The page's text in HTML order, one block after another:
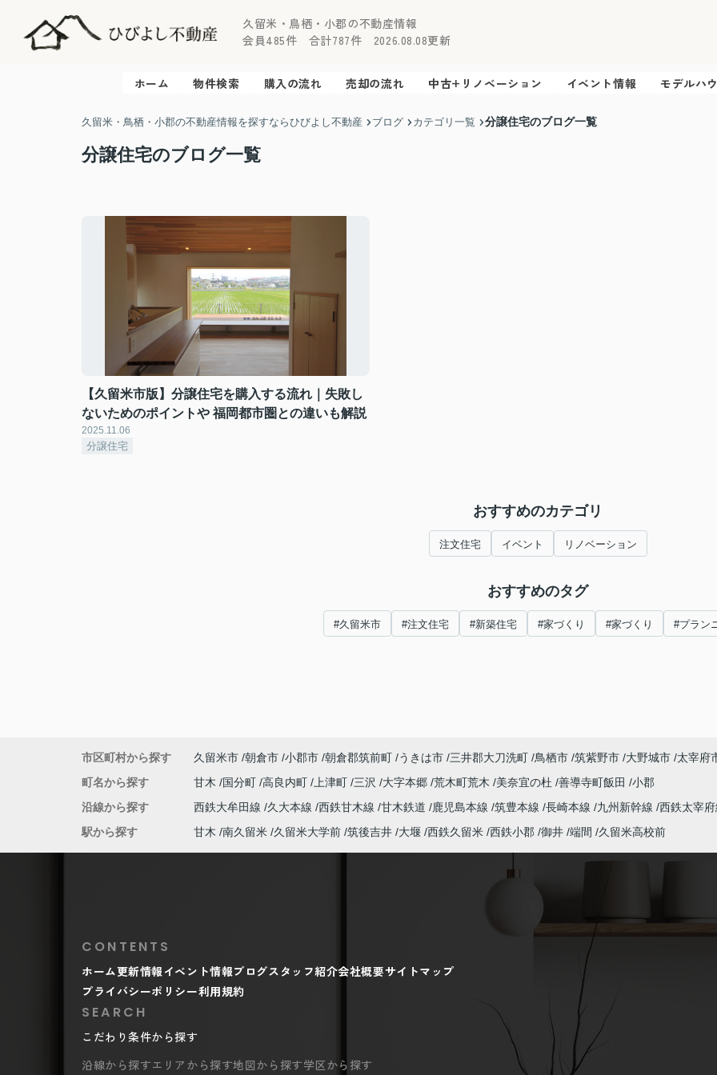
久留米・鳥栖・小郡の不動産情報
会員485件 合計787件 2026.08.08更新
ホーム 物件検索 購入の流れ 売却の流れ 中古+リノベーション イベント情報 モデルハ
久留米・鳥栖・小郡の不動産情報を探すならひびよし不動産 ブログ カテゴリ一覧 分譲住宅のブログ一覧
分譲住宅のブログ一覧
【久留米市版】分譲住宅を購入する流れ｜失敗し
ないためのポイントや 福岡都市圏との違いも解説
2025.11.06
分譲住宅
おすすめのカテゴリ
注文住宅 イベント リノベーション
おすすめのタグ
#久留米市 #注文住宅 #新築住宅 #家づくり #家づくり #プラン
市区町村から探す 久留米市 朝倉市 小郡市 朝倉郡筑前町 うきは市 三井郡大刀洗町 鳥栖市 筑紫野市 大野城市 太宰府
町名から探す
甘木 国分町 高良内町 上津町 三沢 大字本郷 荒木町荒木 美奈宜の杜 善導寺町飯田
小郡
沿線から探す
西鉄大牟田線 久大本線 西鉄甘木線 甘木鉄道 鹿児島本線 筑豊本線 長崎本線 九州新幹線 西鉄太宰府
駅から探す
甘木 南久留米 久留米大学前 筑後吉井 大堰 西鉄久留米 西鉄小郡 御井 端間 久留米高校前
CONTENTS
ホーム更新情報イベント情報ブログスタッフ紹介会社概要サイトマップ
プライバシーポリシー利用規約
SEARCH
こだわり条件から探す
沿線から探すエリアから探す地図から探す学区から探す